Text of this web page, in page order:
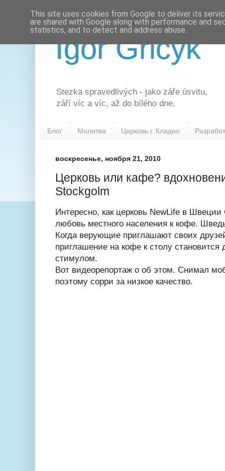
Igor Gricyk
Stezka spravedlivých - jako záře úsvitu,
září víc a víc, až do bílého dne.
Блог Молитва Церковь г. Кладно
воскресенье, ноября 21, 2010
Церковь или кафе?
Stockgolm
Интересно, как церковь NewLife в Швеции
любовь местного населения к кофе.
Когда верующие приглашают своих
приглашение на кофе к столу
стимулом.
Вот видеорепортаж о об этом. Снимал
поэтому сорри за низкое качество.
This site uses cookies from Google to deliver its
are shared with Google along with performance and
statistics, and to detect and address abuse.